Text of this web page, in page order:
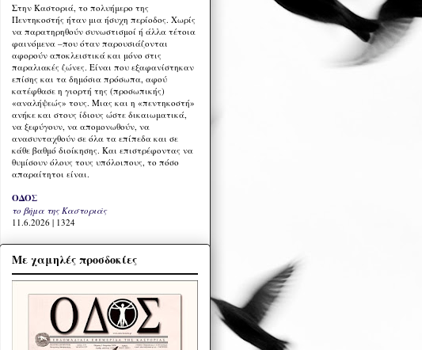
Στην Καστοριά, το πολυήμερο της
Πεντηκοστής ήταν μια ήσυχη περίοδος. Χωρίς
να παρατηρηθούν συνωστισμοί ή άλλα τέτοια
φαινόμενα –που όταν παρουσιάζονται
αφορούν αποκλειστικά και μόνο στις
παραλιακές ζώνες. Είναι που εξαφανίστηκαν
επίσης και τα δημόσια πρόσωπα, αφού
κατέφθασε η γιορτή της (προσωπικής)
«αναλήψεώς» τους. Μιας και η «πεντηκοστή»
ανήκε και στους ίδιους ώστε δικαιωματικά,
να ξεφύγουν, να απομονωθούν, να
ανασυνταχθούν σε όλα τα επίπεδα και σε
κάθε βαθμό διοίκησης. Και επιστρέφοντας να
θυμίσουν όλους τους υπόλοιπους, το πόσο
απαραίτητοι είναι.
ΟΔΟΣ
το βήμα της Καστοριάς
11.6.2026 | 1324
Με χαμηλές προσδοκίες